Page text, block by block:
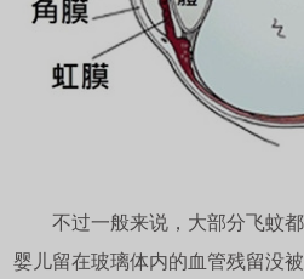
不过一般来说，大部分飞蚊都
婴儿留在玻璃体内的血管残留没